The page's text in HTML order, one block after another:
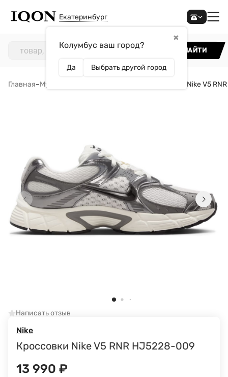
Екатеринбург
✖
Колумбус ваш город?
Да Выбрать другой город
НАЙТИ
Главная–Мужчинам Кроссовки Nike V5
Написать отзыв
Nike
Кроссовки Nike V5 RNR HJ5228-009
13 990 ₽